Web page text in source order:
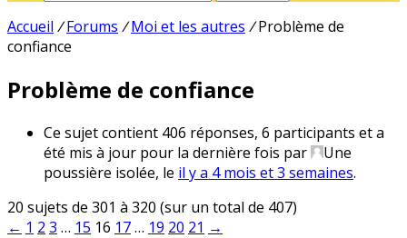
Accueil / Forums / Moi et les autres / Problème de
confiance
Problème de confiance
Ce sujet contient 406 réponses, 6 participants et a
été mis à jour pour la dernière fois par
Une
poussière isolée, le il y a 4 mois et 3 semaines.
20 sujets de 301 à 320 (sur un total de 407)
← 1 2 3 … 15 16 17… 19 20 21 →